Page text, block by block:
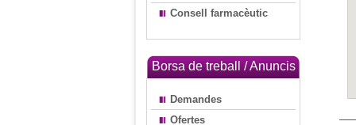
Consell farmacèutic
Borsa de treball / Anuncis
Demandes
Ofertes